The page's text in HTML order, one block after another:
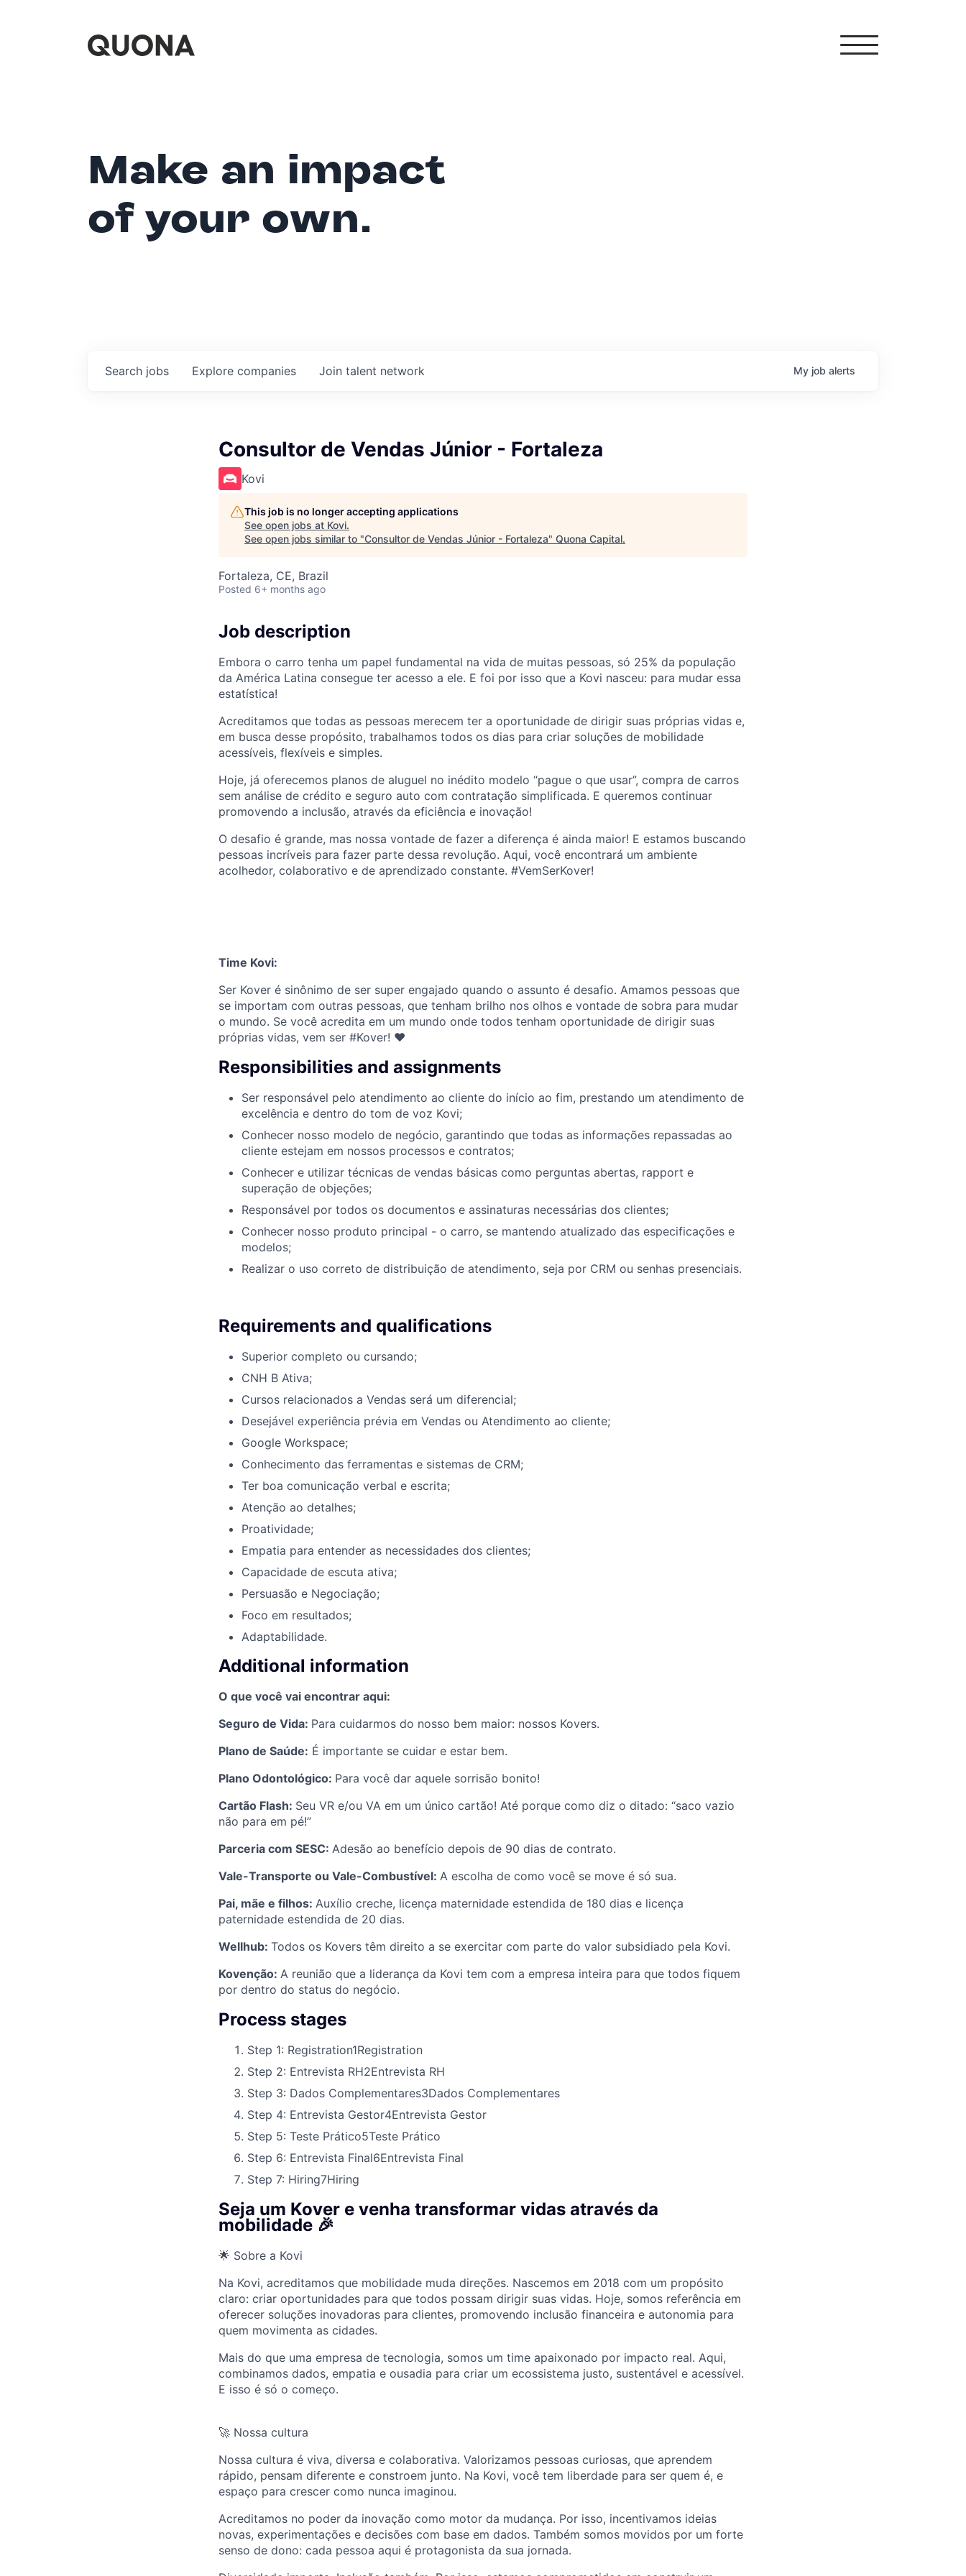
Make an impact
of your own.
Search jobs Explore companies Join talent network My job alerts
Consultor de Vendas Júnior - Fortaleza
Kovi
This job is no longer accepting applications
See open jobs at Kovi.
See open jobs similar to "Consultor de Vendas Júnior - Fortaleza" Quona Capital.
Fortaleza, CE, Brazil
Posted 6+ months ago
Job description
Embora o carro tenha um papel fundamental na vida de muitas pessoas, só 25% da população
da América Latina consegue ter acesso a ele. E foi por isso que a Kovi nasceu: para mudar essa
estatística!
Acreditamos que todas as pessoas merecem ter a oportunidade de dirigir suas próprias vidas e,
em busca desse propósito, trabalhamos todos os dias para criar soluções de mobilidade
acessíveis, flexíveis e simples.
Hoje, já oferecemos planos de aluguel no inédito modelo “pague o que usar”, compra de carros
sem análise de crédito e seguro auto com contratação simplificada. E queremos continuar
promovendo a inclusão, através da eficiência e inovação!
O desafio é grande, mas nossa vontade de fazer a diferença é ainda maior! E estamos buscando
pessoas incríveis para fazer parte dessa revolução. Aqui, você encontrará um ambiente
acolhedor, colaborativo e de aprendizado constante. #VemSerKover!
Time Kovi:
Ser Kover é sinônimo de ser super engajado quando o assunto é desafio. Amamos pessoas que
se importam com outras pessoas, que tenham brilho nos olhos e vontade de sobra para mudar
o mundo. Se você acredita em um mundo onde todos tenham oportunidade de dirigir suas
próprias vidas, vem ser #Kover! ♥
Responsibilities and assignments
Ser responsável pelo atendimento ao cliente do início ao fim, prestando um atendimento de
excelência e dentro do tom de voz Kovi;
Conhecer nosso modelo de negócio, garantindo que todas as informações repassadas ao
cliente estejam em nossos processos e contratos;
Conhecer e utilizar técnicas de vendas básicas como perguntas abertas, rapport e
superação de objeções;
Responsável por todos os documentos e assinaturas necessárias dos clientes;
Conhecer nosso produto principal - o carro, se mantendo atualizado das especificações e
modelos;
Realizar o uso correto de distribuição de atendimento, seja por CRM ou senhas presenciais.
Requirements and qualifications
Superior completo ou cursando;
CNH B Ativa;
Cursos relacionados a Vendas será um diferencial;
Desejável experiência prévia em Vendas ou Atendimento ao cliente;
Google Workspace;
Conhecimento das ferramentas e sistemas de CRM;
Ter boa comunicação verbal e escrita;
Atenção ao detalhes;
Proatividade;
Empatia para entender as necessidades dos clientes;
Capacidade de escuta ativa;
Persuasão e Negociação;
Foco em resultados;
Adaptabilidade.
Additional information
O que você vai encontrar aqui:
Seguro de Vida: Para cuidarmos do nosso bem maior: nossos Kovers.
Plano de Saúde: É importante se cuidar e estar bem.
Plano Odontológico: Para você dar aquele sorrisão bonito!
Cartão Flash: Seu VR e/ou VA em um único cartão! Até porque como diz o ditado: “saco vazio
não para em pé!”
Parceria com SESC: Adesão ao benefício depois de 90 dias de contrato.
Vale-Transporte ou Vale-Combustível: A escolha de como você se move é só sua.
Pai, mãe e filhos: Auxílio creche, licença maternidade estendida de 180 dias e licença
paternidade estendida de 20 dias.
Wellhub: Todos os Kovers têm direito a se exercitar com parte do valor subsidiado pela Kovi.
Kovenção: A reunião que a liderança da Kovi tem com a empresa inteira para que todos fiquem
por dentro do status do negócio.
Process stages
Step 1: Registration1Registration
Step 2: Entrevista RH2Entrevista RH
Step 3: Dados Complementares3Dados Complementares
Step 4: Entrevista Gestor4Entrevista Gestor
Step 5: Teste Prático5Teste Prático
Step 6: Entrevista Final6Entrevista Final
Step 7: Hiring7Hiring
Seja um Kover e venha transformar vidas através da
mobilidade 🎉
🌟 Sobre a Kovi
Na Kovi, acreditamos que mobilidade muda direções. Nascemos em 2018 com um propósito
claro: criar oportunidades para que todos possam dirigir suas vidas. Hoje, somos referência em
oferecer soluções inovadoras para clientes, promovendo inclusão financeira e autonomia para
quem movimenta as cidades.
Mais do que uma empresa de tecnologia, somos um time apaixonado por impacto real. Aqui,
combinamos dados, empatia e ousadia para criar um ecossistema justo, sustentável e acessível.
E isso é só o começo.
🚀 Nossa cultura
Nossa cultura é viva, diversa e colaborativa. Valorizamos pessoas curiosas, que aprendem
rápido, pensam diferente e constroem junto. Na Kovi, você tem liberdade para ser quem é, e
espaço para crescer como nunca imaginou.
Acreditamos no poder da inovação como motor da mudança. Por isso, incentivamos ideias
novas, experimentações e decisões com base em dados. Também somos movidos por um forte
senso de dono: cada pessoa aqui é protagonista da sua jornada.